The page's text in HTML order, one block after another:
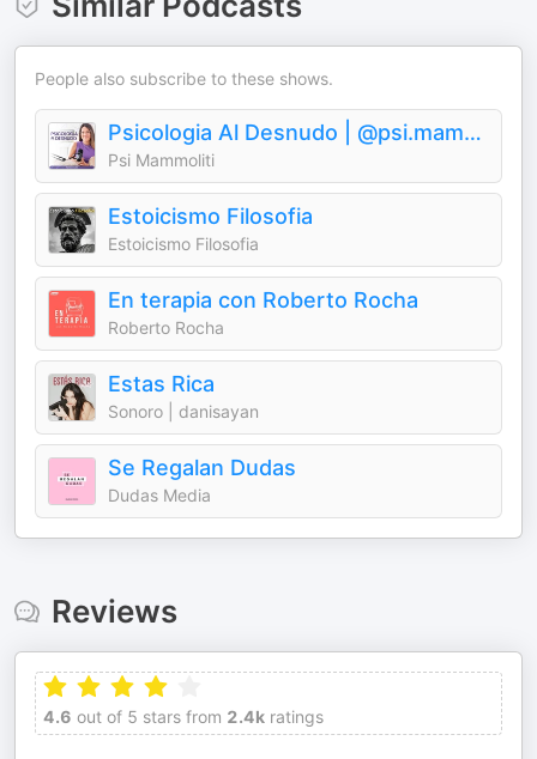
People also subscribe to these shows.
Psicologia Al Desnudo | @psi.mammoliti
Psi Mammoliti
Estoicismo Filosofia
Estoicismo Filosofia
En terapia con Roberto Rocha
Roberto Rocha
Estas Rica
Sonoro | danisayan
Se Regalan Dudas
Dudas Media
Reviews
4.6 out of 5 stars from 2.4k ratings